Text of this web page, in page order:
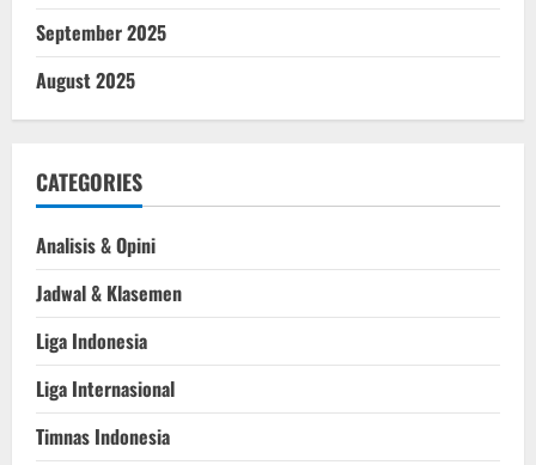
September 2025
August 2025
CATEGORIES
Analisis & Opini
Jadwal & Klasemen
Liga Indonesia
Liga Internasional
Timnas Indonesia